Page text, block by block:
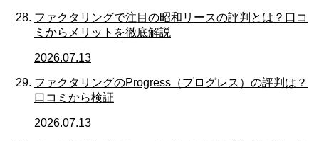
ファクタリングで注目の昭和リースの評判とは？口コ
ミからメリットを徹底解説
2026.07.13
ファクタリングのProgress（プログレス）の評判は？
口コミから検証
2026.07.13